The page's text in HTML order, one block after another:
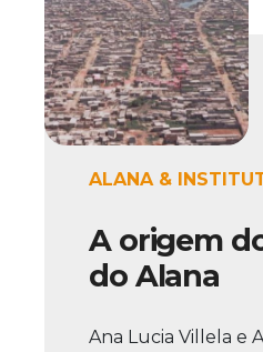
ALANA &
A origem
do Alana
Ana Lucia Villela e